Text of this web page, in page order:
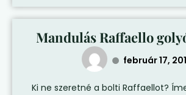
Mandulás Raffaello
február 17,
Ki ne szeretné a bolti Raffaellot?